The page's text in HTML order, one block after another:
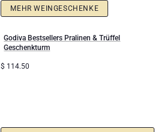
MEHR WEINGESCHENKE
Godiva Bestsellers Pralinen & Trüffel
Geschenkturm
$ 114.50